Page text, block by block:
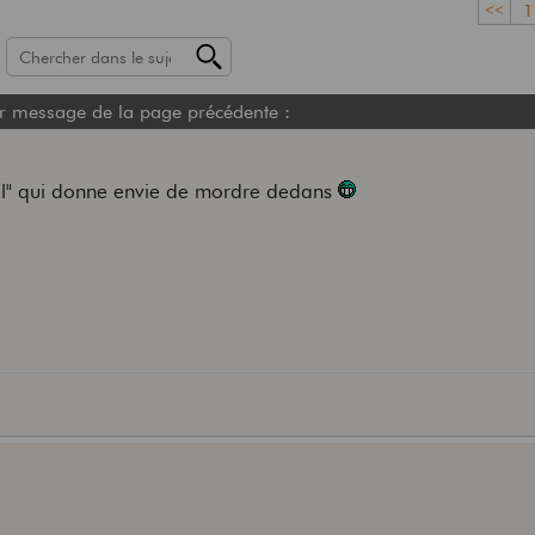
<< 1
message de la page précédente :
qui donne envie de mordre dedans